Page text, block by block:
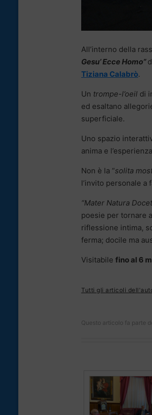
All’interno della
Gesu’ Ecce Homo”
Tiziana Calabrò.
Un trompe-l’oeil di
ed esaltano
superficiale.
Uno spazio
anima e
Non è la “solita
l’invito personale
“Mater Natura
poesie per tornare
riflessione intima,
ferma; docile ma
Visitabile fino al 6
Tutti gli articoli
Questo articolo fa parte